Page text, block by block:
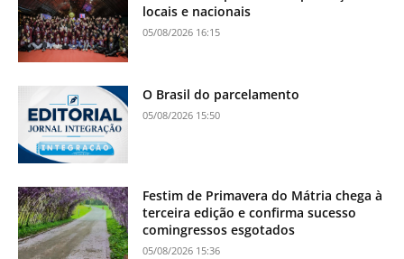
locais e nacionais
05/08/2026 16:15
O Brasil do parcelamento
05/08/2026 15:50
Festim de Primavera do Mátria chega à
terceira edição e confirma sucesso
comingressos esgotados
05/08/2026 15:36